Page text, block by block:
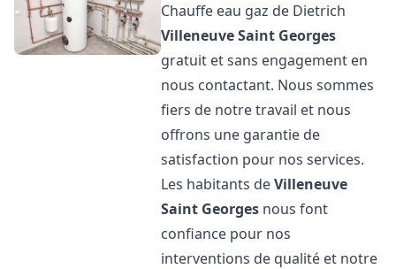
Chauffe eau gaz de Dietrich
Villeneuve Saint Georges
gratuit et sans engagement en
nous contactant. Nous sommes
fiers de notre travail et nous
offrons une garantie de
satisfaction pour nos services.
Les habitants deVilleneuve
Saint Georges nous font
confiance pour nos
interventions de qualité et notre